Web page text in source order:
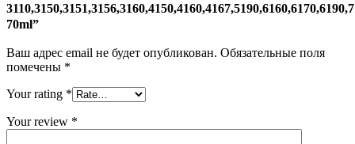
70ml”
Ваш адрес email не будет опубликован. Обязательные поля
помечены *
Your rating *
Your review *